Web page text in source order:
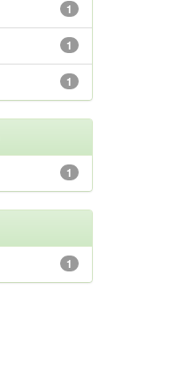
1
1
1
1
1